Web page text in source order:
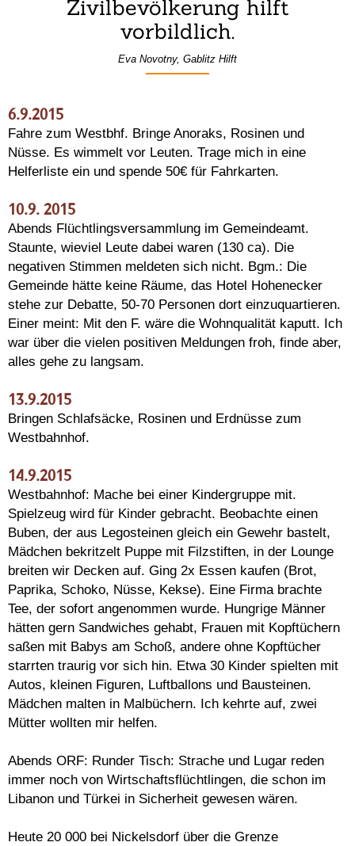
Zivilbevölkerung hilft
vorbildlich.
Eva Novotny, Gablitz Hilft
6.9.2015
Fahre zum Westbhf. Bringe Anoraks, Rosinen und
Nüsse. Es wimmelt vor Leuten. Trage mich in eine
Helferliste ein und spende 50€ für Fahrkarten.
10.9. 2015
Abends Flüchtlingsversammlung im Gemeindeamt.
Staunte, wieviel Leute dabei waren (130 ca). Die
negativen Stimmen meldeten sich nicht. Bgm.: Die
Gemeinde hätte keine Räume, das Hotel Hohenecker
stehe zur Debatte, 50-70 Personen dort einzuquartieren.
Einer meint: Mit den F. wäre die Wohnqualität kaputt. Ich
war über die vielen positiven Meldungen froh, finde aber,
alles gehe zu langsam.
13.9.2015
Bringen Schlafsäcke, Rosinen und Erdnüsse zum
Westbahnhof.
14.9.2015
Westbahnhof: Mache bei einer Kindergruppe mit.
Spielzeug wird für Kinder gebracht. Beobachte einen
Buben, der aus Legosteinen gleich ein Gewehr bastelt,
Mädchen bekritzelt Puppe mit Filzstiften, in der Lounge
breiten wir Decken auf. Ging 2x Essen kaufen (Brot,
Paprika, Schoko, Nüsse, Kekse). Eine Firma brachte
Tee, der sofort angenommen wurde. Hungrige Männer
hätten gern Sandwiches gehabt, Frauen mit Kopftüchern
saßen mit Babys am Schoß, andere ohne Kopftücher
starrten traurig vor sich hin. Etwa 30 Kinder spielten mit
Autos, kleinen Figuren, Luftballons und Bausteinen.
Mädchen malten in Malbüchern. Ich kehrte auf, zwei
Mütter wollten mir helfen.
Abends ORF: Runder Tisch: Strache und Lugar reden
immer noch von Wirtschaftsflüchtlingen, die schon im
Libanon und Türkei in Sicherheit gewesen wären.
Heute 20 000 bei Nickelsdorf über die Grenze